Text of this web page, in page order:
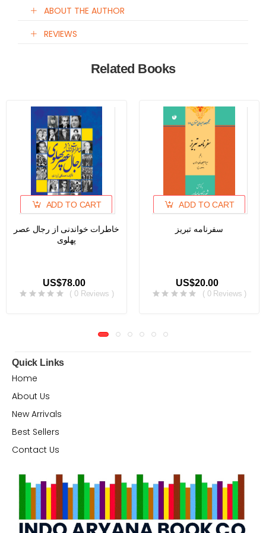
ABOUT THE AUTHOR
REVIEWS
Related Books
ADD TO CART
خاطرات خواندنی از رجال عصر
پهلوی
US$78.00
( 0 Reviews )
ADD TO CART
سفرنامه تبریز
US$20.00
( 0 Reviews )
Quick Links
Home
About Us
New Arrivals
Best Sellers
Contact Us